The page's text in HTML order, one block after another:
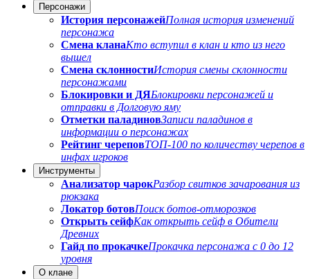
Персонажи
История персонажейПолная история изменений
персонажа
Смена кланаКто вступил в клан и кто из него
вышел
Смена склонностиИстория смены склонности
персонажами
Блокировки и ДЯБлокировки персонажей и
отправки в Долговую яму
Отметки паладиновЗаписи паладинов в
информации о персонажах
Рейтинг череповТОП-100 по количеству черепов в
инфах игроков
Инструменты
Анализатор чарокРазбор свитков зачарования из
рюкзака
Локатор ботовПоиск ботов-отморозков
Открыть сейфКак открыть сейф в Обители
Древних
Гайд по прокачкеПрокачка персонажа с 0 до 12
уровня
О клане